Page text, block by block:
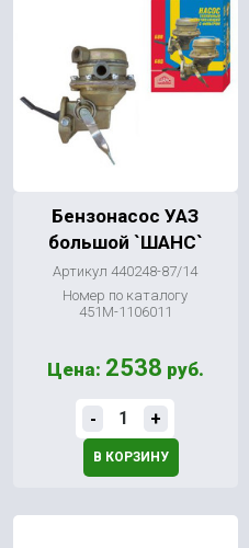
Бензонасос УАЗ
большой `ШАНС`
Артикул 440248-87/14
Номер по каталогу
451М-1106011
Цена: 2538 руб.
- +
В КОРЗИНУ